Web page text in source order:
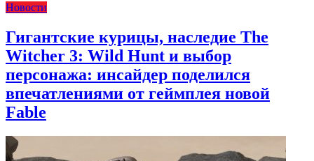
Новости
Гигантские курицы, наследие The
Witcher 3: Wild Hunt и выбор
персонажа: инсайдер поделился
впечатлениями от геймплея новой
Fable